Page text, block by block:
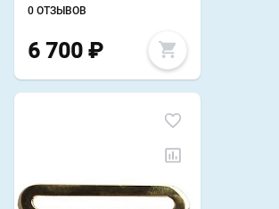
0 ОТЗЫВОВ
6 700 ₽